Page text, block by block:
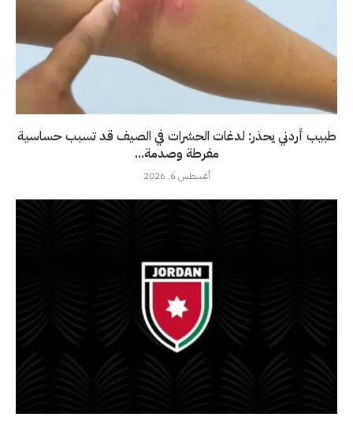
طبيب أردني يحذر: لدغات الحشرات في الصيف قد تسبب حساسية
مفرطة وصدمة...
أغسطس 6, 2026